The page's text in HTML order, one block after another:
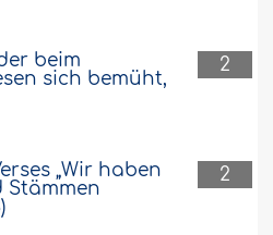
2
beim
sich bemüht,
2
„Wir haben
Stämmen